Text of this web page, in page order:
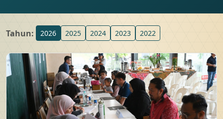
Tahun: 2026 2025 2024 2023 2022